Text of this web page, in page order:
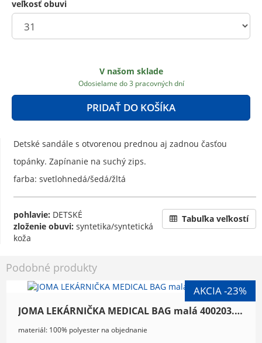
veľkosť obuvi
V našom sklade
Odosielame do 3 pracovných dní
PRIDAŤ DO KOŠÍKA
Detské sandále s otvorenou prednou aj zadnou časťou
topánky. Zapínanie na suchý zips.
farba: svetlohnedá/šedá/žltá
Tabuľka veľkostí
pohlavie: DETSKÉ
zloženie obuvi: syntetika/syntetická
koža
Podobné produkty
JOMA LEKÁRNIČKA MEDICAL BAG malá 400203.100
materiál: 100% polyester na objednanie